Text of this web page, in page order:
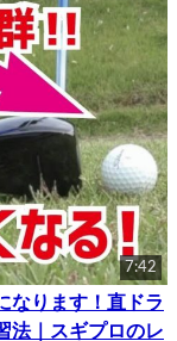
7:42
なります！直ドラ
法｜スギプロのレ